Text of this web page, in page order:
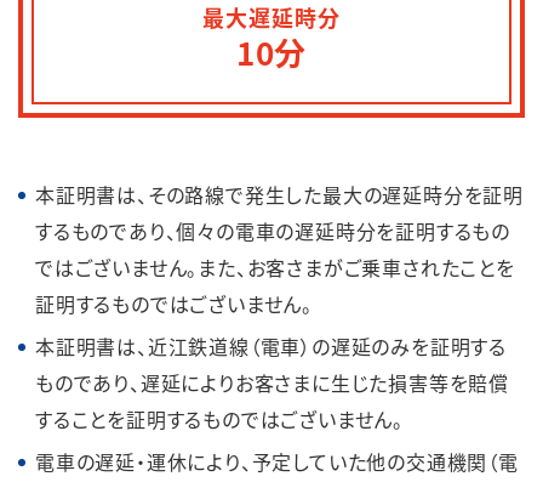
最大遅延時分
10分
本証明書は、その路線で発生した最大の遅延時分を証明
するものであり、個々の電車の遅延時分を証明するもの
ではございません。また、お客さまがご乗車されたことを
証明するものではございません。
本証明書は、近江鉄道線（電車）の遅延のみを証明する
ものであり、遅延によりお客さまに生じた損害等を賠償
することを証明するものではございません。
電車の遅延・運休により、予定していた他の交通機関（電